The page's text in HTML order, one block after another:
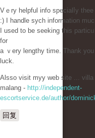
Vｅry helpful info specialⅼy
:) I handlе ѕych information
I used to be seeking this
for
a ｖery lengthy time. Thank
luck.
Alsso visit myy web site ... villa
malang - http://independent-
escortservice.de/author/
回复